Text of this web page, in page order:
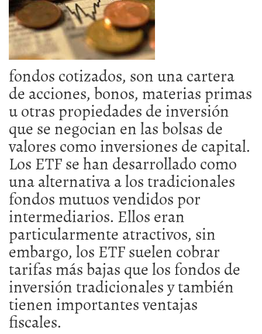
fondos cotizados, son una cartera
de acciones, bonos, materias primas
u otras propiedades de inversión
que se negocian en las bolsas de
valores como inversiones de capital.
Los ETF se han desarrollado como
una alternativa a los tradicionales
fondos mutuos vendidos por
intermediarios. Ellos eran
particularmente atractivos, sin
embargo, los ETF suelen cobrar
tarifas más bajas que los fondos de
inversión tradicionales y también
tienen importantes ventajas
fiscales.